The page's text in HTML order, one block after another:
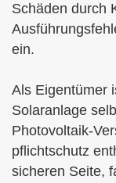
Schäden durch
ein.
Als Eigentümer
Solaranlage
Photovoltaik-
pflichtschutz
sicheren Seite,